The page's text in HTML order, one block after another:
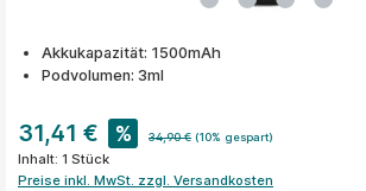
Akkukapazität: 1500mAh
Podvolumen: 3ml
31,41 € % 34,90 € (10% gespart)
Inhalt: 1 Stück
Preise inkl. MwSt. zzgl. Versandkosten